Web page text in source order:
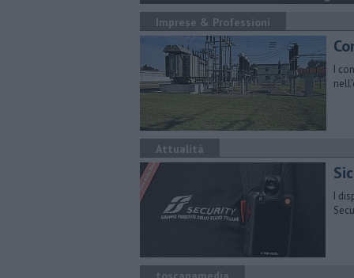
Imprese & Professioni
I
Attualità
I